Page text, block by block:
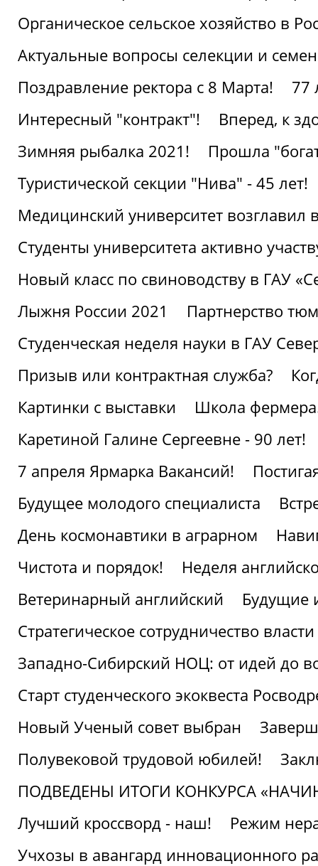
Органическое сельское хозяйство в
Актуальные вопросы селекции и
Поздравление ректора с 8 Марта!
77
Интересный "контракт"!
Вперед, к
Зимняя рыбалка 2021!
Прошла
Туристической секции "Нива" - 45 лет!
Медицинский университет возглавил
Студенты университета активно
Новый класс по свиноводству в ГАУ
Лыжня России 2021
Партнерство
Студенческая неделя науки в ГАУ
Призыв или контрактная служба?
Картинки с выставки
Школа
Каретиной Галине Сергеевне - 90 лет!
7 апреля Ярмарка Вакансий!
Будущее молодого специалиста
День космонавтики в аграрном
Чистота и порядок!
Неделя
Ветеринарный английский
Будущие
Стратегическое сотрудничество
Западно-Сибирский НОЦ: от идей до
Старт студенческого экоквеста
Новый Ученый совет выбран
Полувековой трудовой юбилей!
ПОДВЕДЕНЫ ИТОГИ КОНКУРСА
Лучший кроссворд - наш!
Режим
Учхозы в авангард инновационного